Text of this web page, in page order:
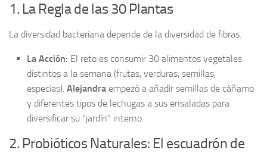
1. La Regla de las 30 Plantas
La diversidad bacteriana depende de la diversidad de fibras.
La Acción: El reto es consumir 30 alimentos vegetales
distintos a la semana (frutas, verduras, semillas,
especias). Alejandra empezó a añadir semillas de cáñamo
y diferentes tipos de lechugas a sus ensaladas para
diversificar su “jardín” interno.
2. Probióticos Naturales: El escuadrón de